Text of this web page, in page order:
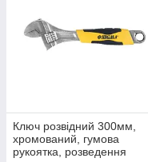
Ключ розвідний 300мм,
хромований, гумова
рукоятка, розведення